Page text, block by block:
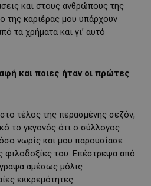
και στους ανθρώπους της
της καριέρας μου υπάρχουν
τα χρήματα και γι’ αυτό
και ποιες ήταν οι πρώτες
τέλος της περασμένης σεζόν,
το γεγονός ότι ο σύλλογος
νωρίς και μου παρουσίασε
φιλοδοξίες του. Επέστρεψα από
αμέσως μόλις
εκκρεμότητες.